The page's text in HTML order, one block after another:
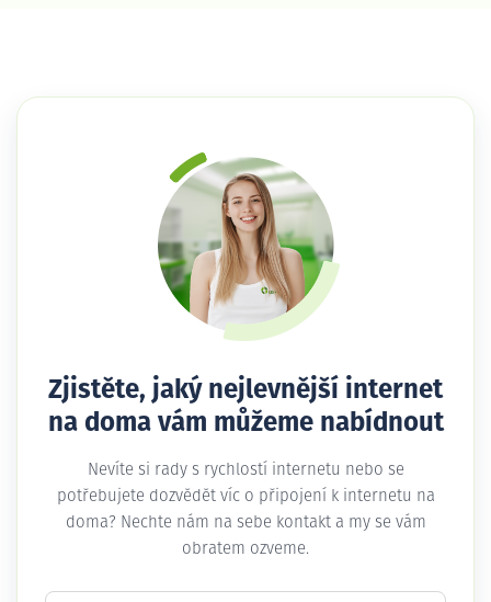
Zjistěte, jaký nejlevnější internet
na doma vám můžeme nabídnout
Nevíte si rady s rychlostí internetu nebo se
potřebujete dozvědět víc o připojení k internetu na
doma? Nechte nám na sebe kontakt a my se vám
obratem ozveme.